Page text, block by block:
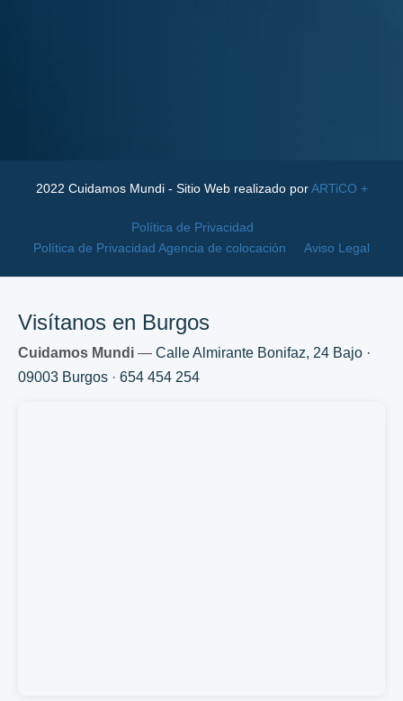
2022 Cuidamos Mundi - Sitio Web realizado porARTiCO +
Política de Privacidad
Política de Privacidad Agencia de colocación
Aviso Legal
Visítanos en Burgos
Cuidamos Mundi — Calle Almirante Bonifaz, 24 Bajo ·
09003 Burgos · 654 454 254